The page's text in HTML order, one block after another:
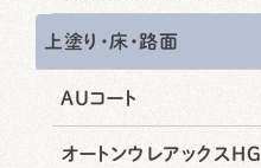
上塗り・床・路面
AUコート
オートンウレアックスHG